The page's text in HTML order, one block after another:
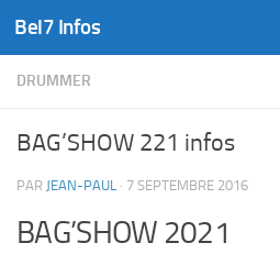
Skip to content
Bel7 Infos
DRUMMER
BAG’SHOW 221 infos
PAR JEAN-PAUL · 7 SEPTEMBRE 2016
BAG’SHOW 2021